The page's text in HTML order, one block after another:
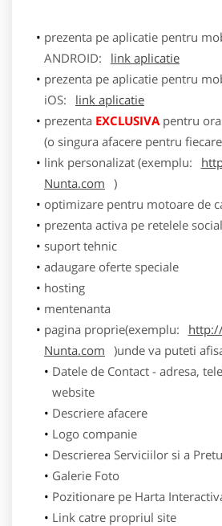
prezenta pe aplicatie pentru
ANDROID:
link aplicatie
prezenta pe aplicatie pentru
iOS:
link aplicatie
prezenta EXCLUSIVApentru
(o singura afacere pentru
link personalizat (exemplu:
Nunta.com )
optimizare pentru motoare de
prezenta activa pe retelele
suport tehnic
adaugare oferte speciale
hosting
mentenanta
pagina proprie(exemplu:
Nunta.com )unde va puteti
Datele de Contact - adresa,
website
Descriere afacere
Logo companie
Descrierea Serviciilor si a
Galerie Foto
Pozitionare pe Harta
Link catre propriul site